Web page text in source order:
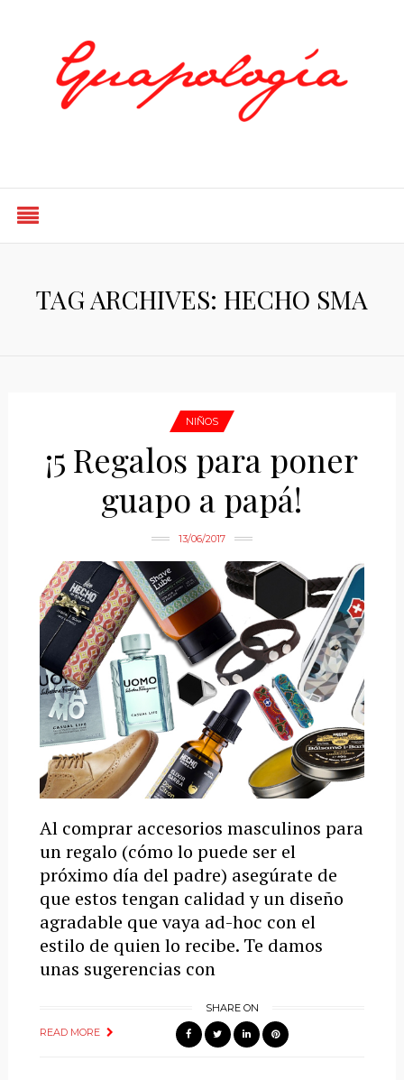
TAG ARCHIVES: HECHO SMA
NIÑOS
¡5 Regalos para poner
guapo a papá!
13/06/2017
Al comprar accesorios masculinos para
un regalo (cómo lo puede ser el
próximo día del padre) asegúrate de
que estos tengan calidad y un diseño
agradable que vaya ad-hoc con el
estilo de quien lo recibe. Te damos
unas sugerencias con
READ MORE
SHARE ON